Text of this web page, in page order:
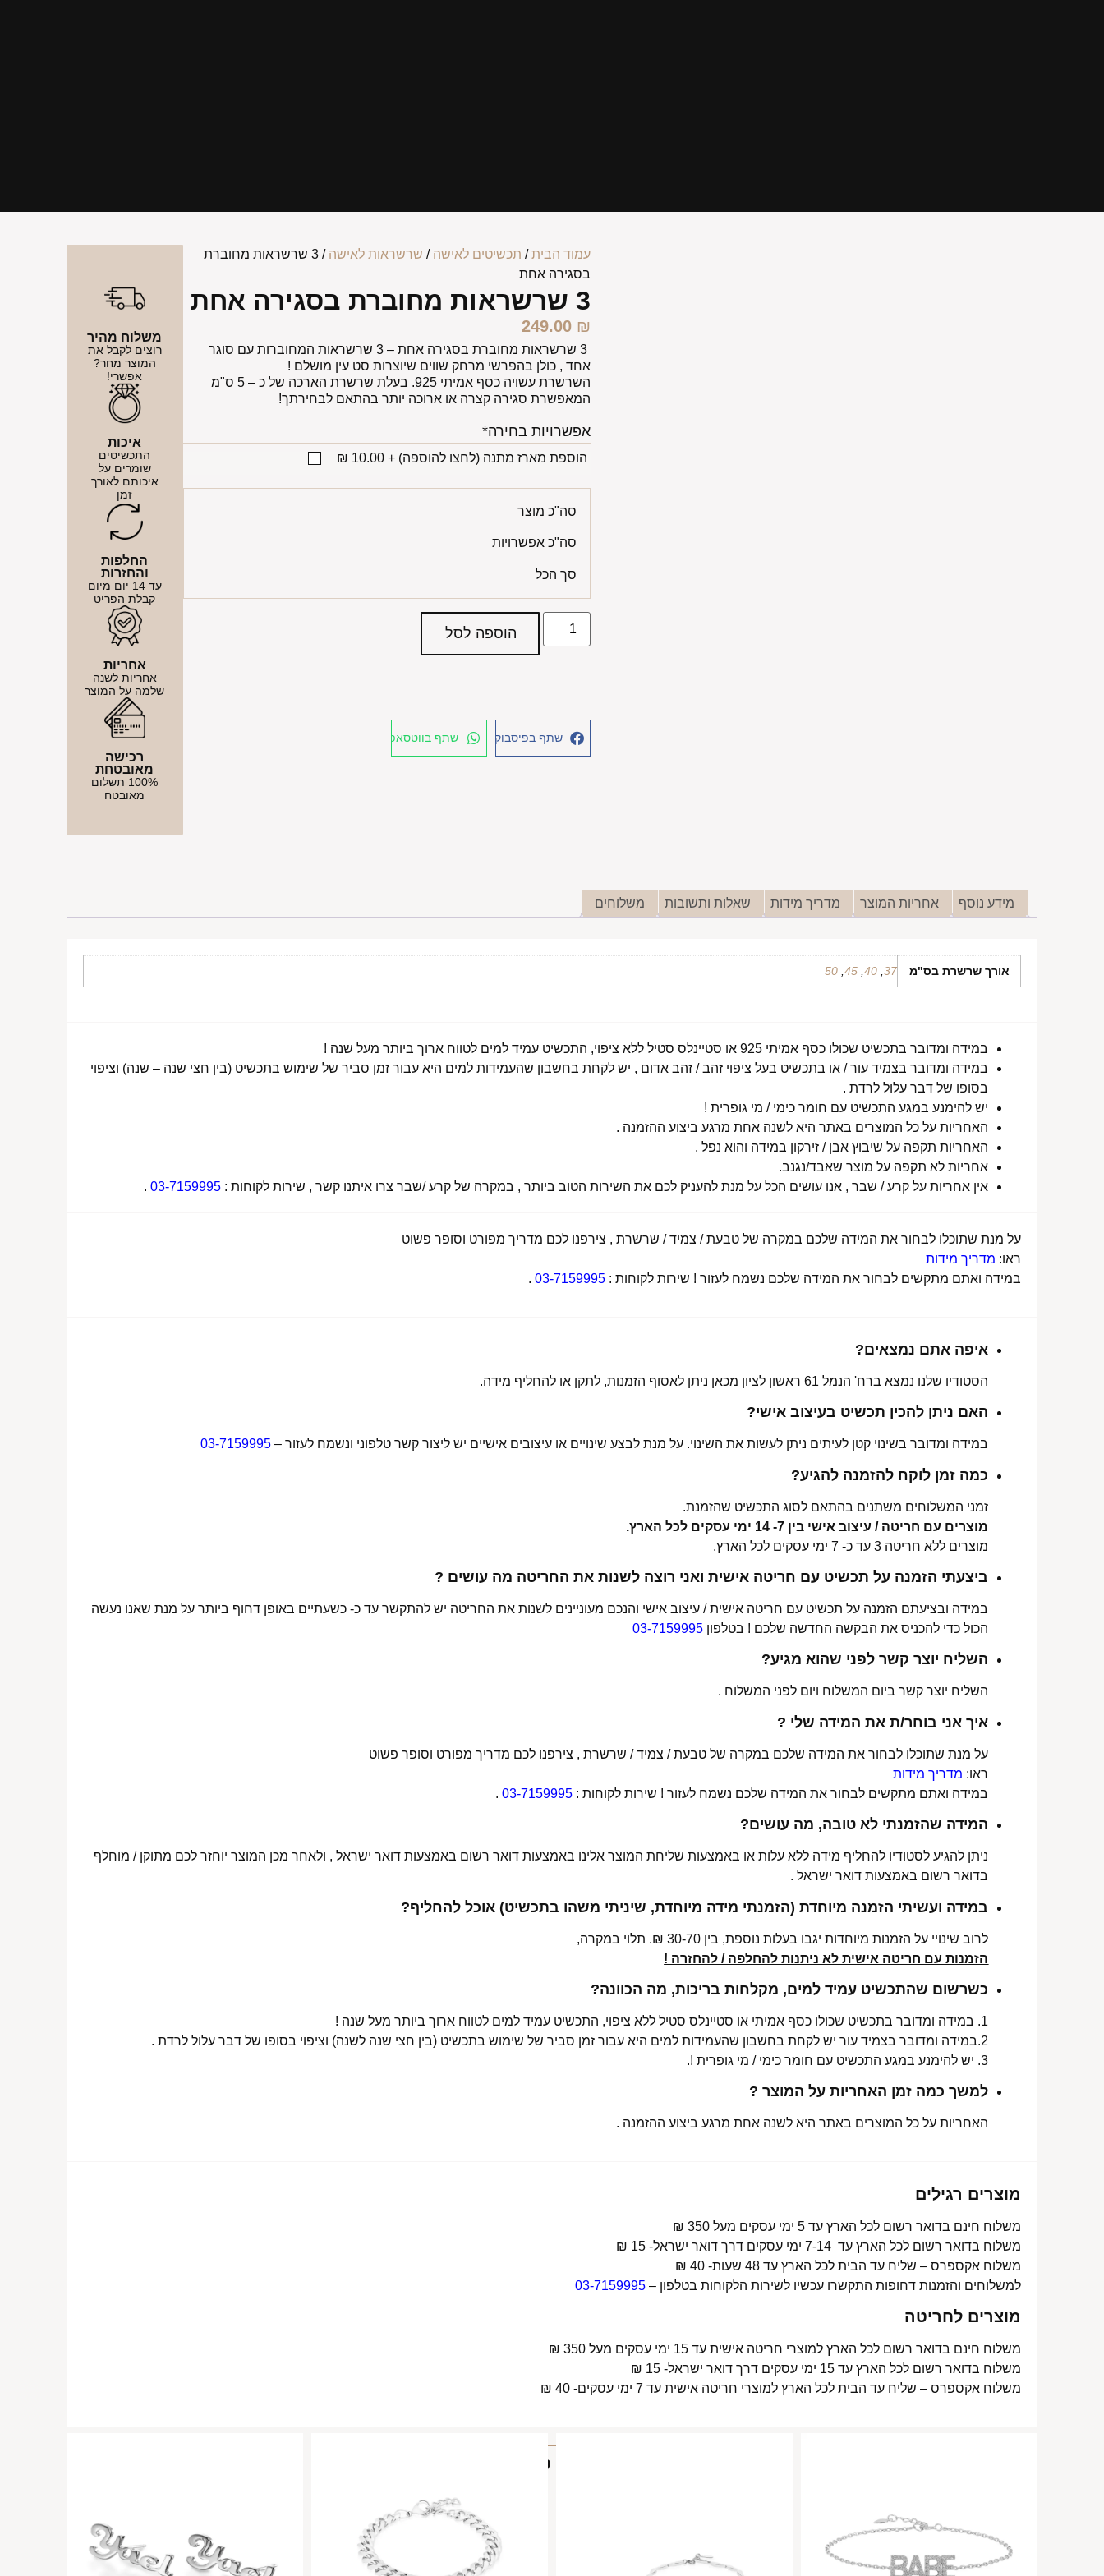
עמוד הבית/ תכשיטים לאישה / שרשראות לאישה
/ 3 שרשראות מחוברת
בסגירה אחת
3 שרשראות מחוברת בסגירה אחת
249.00 ₪
– 3 שרשראות המחוברות עם סוגר
אחד , כולן בהפרשי מרחק שווים שיוצרות סט עין מושלם !
השרשרת עשויה כסף אמיתי 925. בעלת שרשרת הארכה של כ – 5 ס"מ
המאפשרת סגירה קצרה או ארוכה יותר בהתאם לבחירתך!
אפשרויות בחירה*
הוספת מארז מתנה (לחצו להוספה) +
10.00 ₪
סה"כ מוצר
סה"כ אפשרויות
סך הכל
הוספה לסל
שתף בפיסבוק שתף בווטסאפ
משלוח מהיר
רוצים לקבל את
המוצר מחר?
אפשרי!
איכות
התכשיטים
שומרים על
איכותם לאורך
זמן
החלפות
והחזרות
עד 14 יום מיום
קבלת הפריט
אחריות
אחריות לשנה
שלמה על המוצר
רכישה
מאובטחת
100% תשלום
מאובטח
מידע נוסף אחריות המוצר מדריך מידות שאלות ותשובות משלוחים
אורך שרשרת בס"מ 37
,
40
,
45
,
50
במידה ומדובר בתכשיט שכולו כסף אמיתי 925 או סטיינלס סטיל ללא ציפוי, התכשיט עמיד למים לטווח ארוך ביותר מעל שנה !
במידה ומדובר בצמיד עור / או בתכשיט בעל ציפוי זהב / זהב אדום , יש לקחת בחשבון שהעמידות למים היא עבור זמן סביר של שימוש בתכשיט (בין חצי שנה – שנה) וציפוי
בסופו של דבר עלול לרדת .
יש להימנע במגע התכשיט עם חומר כימי / מי גופרית !
האחריות על כל המוצרים באתר היא לשנה אחת מרגע ביצוע ההזמנה .
האחריות תקפה על שיבוץ אבן / זירקון במידה והוא נפל .
אחריות לא תקפה על מוצר שאבד/נגנב.
אין אחריות על קרע / שבר , אנו עושים הכל על מנת להעניק לכם את השירות הטוב ביותר , במקרה של קרע /שבר צרו איתנו קשר , שירות לקוחות : 03-7159995
.
על מנת שתוכלו לבחור את המידה שלכם במקרה של טבעת / צמיד / שרשרת , צירפנו לכם מדריך מפורט וסופר פשוט
ראו: מדריך מידות
במידה ואתם מתקשים לבחור את המידה שלכם נשמח לעזור ! שירות לקוחות : 03-7159995
.
איפה אתם נמצאים?
הסטודיו שלנו נמצא ברח' הנמל 61 ראשון לציון מכאן ניתן לאסוף הזמנות, לתקן או להחליף מידה.
האם ניתן להכין תכשיט בעיצוב אישי?
במידה ומדובר בשינוי קטן לעיתים ניתן לעשות את השינוי. על מנת לבצע שינויים או עיצובים אישיים יש ליצור קשר טלפוני ונשמח לעזור – 03-7159995
כמה זמן לוקח להזמנה להגיע?
זמני המשלוחים משתנים בהתאם לסוג התכשיט שהזמנת.
מוצרים עם חריטה / עיצוב אישי בין 7- 14 ימי עסקים לכל הארץ.
מוצרים ללא חריטה 3 עד כ- 7 ימי עסקים לכל הארץ.
ביצעתי הזמנה על תכשיט עם חריטה אישית ואני רוצה לשנות את החריטה מה עושים ?
במידה ובציעתם הזמנה על תכשיט עם חריטה אישית / עיצוב אישי והנכם מעוניינים לשנות את החריטה יש להתקשר עד כ- כשעתיים באופן דחוף ביותר על מנת שאנו נעשה
הכול כדי להכניס את הבקשה החדשה שלכם ! בטלפון 03-7159995
השליח יוצר קשר לפני שהוא מגיע?
השליח יוצר קשר ביום המשלוח ויום לפני המשלוח .
איך אני בוחר/ת את המידה שלי ?
על מנת שתוכלו לבחור את המידה שלכם במקרה של טבעת / צמיד / שרשרת , צירפנו לכם מדריך מפורט וסופר פשוט
ראו: מדריך מידות
במידה ואתם מתקשים לבחור את המידה שלכם נשמח לעזור ! שירות לקוחות : 03-7159995
.
המידה שהזמנתי לא טובה, מה עושים?
ניתן להגיע לסטודיו להחליף מידה ללא עלות או באמצעות שליחת המוצר אלינו באמצעות דואר רשום באמצעות דואר ישראל , ולאחר מכן המוצר יוחזר לכם מתוקן / מוחלף
בדואר רשום באמצעות דואר ישראל .
במידה ועשיתי הזמנה מיוחדת (הזמנתי מידה מיוחדת, שיניתי משהו בתכשיט) אוכל להחליף?
לרוב שינויי על הזמנות מיוחדות יגבו בעלות נוספת, בין 30-70 ₪. תלוי במקרה,
הזמנות עם חריטה אישית לא ניתנות להחלפה / להחזרה !
כשרשום שהתכשיט עמיד למים, מקלחות בריכות, מה הכוונה?
1. במידה ומדובר בתכשיט שכולו כסף אמיתי או סטיינלס סטיל ללא ציפוי, התכשיט עמיד למים לטווח ארוך ביותר מעל שנה !
2.במידה ומדובר בצמיד עור יש לקחת בחשבון שהעמידות למים היא עבור זמן סביר של שימוש בתכשיט (בין חצי שנה לשנה) וציפוי בסופו של דבר עלול לרדת .
3. יש להימנע במגע התכשיט עם חומר כימי / מי גופרית !.
למשך כמה זמן האחריות על המוצר ?
האחריות על כל המוצרים באתר היא לשנה אחת מרגע ביצוע ההזמנה .
מוצרים רגילים
משלוח חינם בדואר רשום לכל הארץ עד 5 ימי עסקים מעל 350 ₪
משלוח בדואר רשום לכל הארץ עד 7-14 ימי עסקים דרך דואר ישראל- 15 ₪
משלוח אקספרס – שליח עד הבית לכל הארץ עד 48 שעות- 40 ₪
למשלוחים והזמנות דחופות התקשרו עכשיו לשירות הלקוחות בטלפון – 03-7159995
מוצרים לחריטה
משלוח חינם בדואר רשום לכל הארץ למוצרי חריטה אישית עד 15 ימי עסקים מעל 350 ₪
משלוח בדואר רשום לכל הארץ עד 15 ימי עסקים דרך דואר ישראל- 15 ₪
משלוח אקספרס – שליח עד הבית לכל הארץ למוצרי חריטה אישית עד 7 ימי עסקים- 40 ₪
מוצרים קשורים